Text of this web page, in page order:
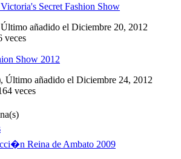
Secret Fashion Show
añadido el Diciembre 20, 2012
veces
Show 2012
Último añadido el Diciembre 24, 2012
veces
Reina de Ambato 2009